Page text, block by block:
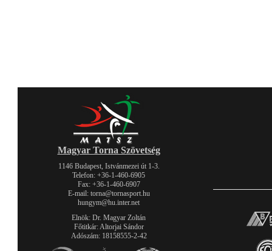
Magyar Torna Szövetség
1146 Budapest, Istvánmezei út 1-3.
Telefon: +36-1-460-6905
Fax: +36-1-460-6907
E-mail: torna@tornasport.hu
hungym@hu.inter.net
Elnök: Dr. Magyar Zoltán
Főtitkár: Altorjai Sándor
Adószám: 18158555-2-42